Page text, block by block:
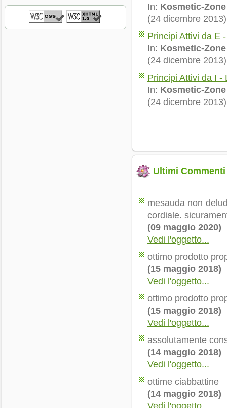
In: Kosmetic-
(24 dicembre 2013)
Principi Attivi da E
In: Kosmetic-
(24 dicembre 2013)
Principi Attivi da I -
In: Kosmetic-
(24 dicembre 2013)
Ultimi Commenti
mesauda non
cordiale.
(09 maggio 2020)
Vedi l'oggetto...
ottimo prodotto
(15 maggio 2018)
Vedi l'oggetto...
ottimo prodotto
(15 maggio 2018)
Vedi l'oggetto...
assolutamente
(14 maggio 2018)
Vedi l'oggetto...
ottime ciabbattine
(14 maggio 2018)
Vedi l'oggetto...